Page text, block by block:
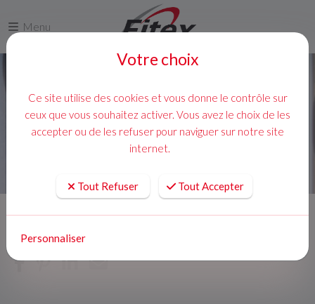
Menu
Votre choix
Ce site utilise des cookies et vous donne le contrôle sur
ceux que vous souhaitez activer. Vous avez le choix de les
accepter ou de les refuser pour naviguer sur notre site
internet.
Tout Refuser Tout Accepter
Personnaliser